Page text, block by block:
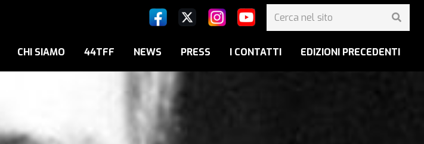
CHI SIAMO 44TFF NEWS PRESS I CONTATTI EDIZIONI PRECEDENTI